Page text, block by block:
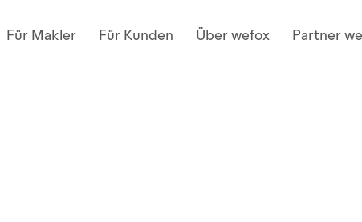
Für Makler Für Kunden Über wefox Partner